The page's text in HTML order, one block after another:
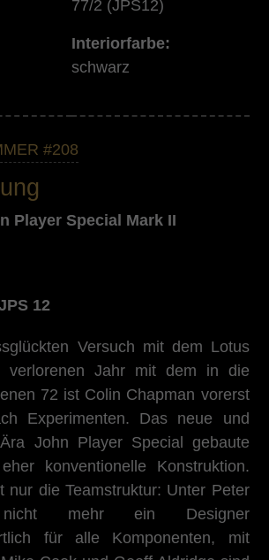
77/2 (JPS12)
Interiorfarbe:
schwarz
#208
Player Special Mark II
12
Versuch mit dem Lotus
verlorenen Jahr mit dem in die
72 ist Colin Chapman vorerst
Experimenten. Das neue und
John Player Special gebaute
konventionelle Konstruktion.
nur die Teamstruktur: Unter Peter
mehr ein Designer
für alle Komponenten, mit